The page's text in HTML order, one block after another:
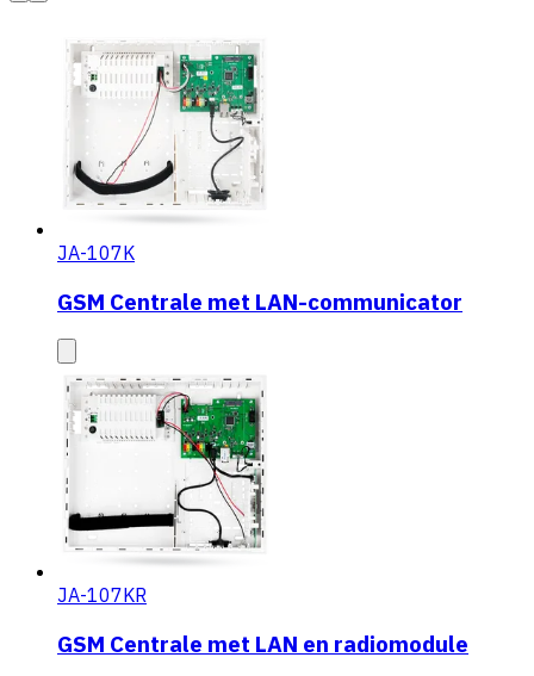
JA-107K
GSM Centrale met LAN-communicator
JA-107KR
GSM Centrale met LAN en radiomodule